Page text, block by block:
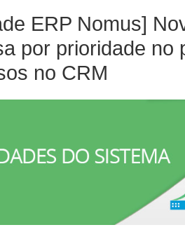
ERP Nomus]
por prioridade no
no CRM